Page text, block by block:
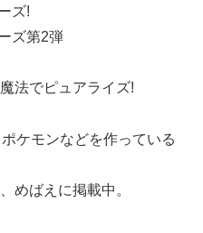
ズ!
ズ第2弾
法でピュアライズ!
ケモンなどを作っている
めばえに掲載中。